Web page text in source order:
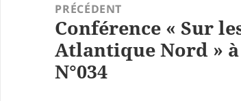
PRÉCÉDENT
Article
précédent :
Conférence « Sur
Atlantique Nord »
N°034